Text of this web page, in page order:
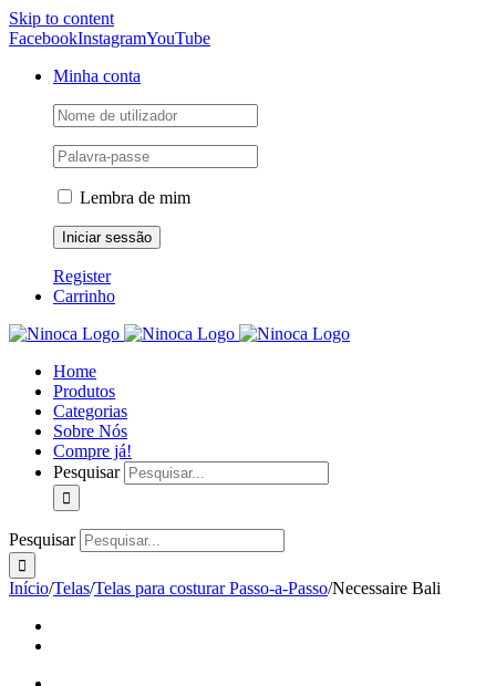
Skip to content
FacebookInstagramYouTube
Minha conta
Lembra de mim
Register
Carrinho
Home
Produtos
Categorias
Sobre Nós
Compre já!
Pesquisar
Pesquisar
Início/Telas/Telas para costurar Passo-a-Passo/Necessaire Bali